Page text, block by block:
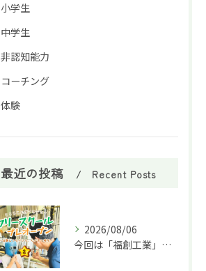
小学生
中学生
非認知能力
コーチング
体験
最近の投稿 Recent Posts
2026/08/06
今回は「福創工業」様へ企業訪問に行ってきました！🏭✨